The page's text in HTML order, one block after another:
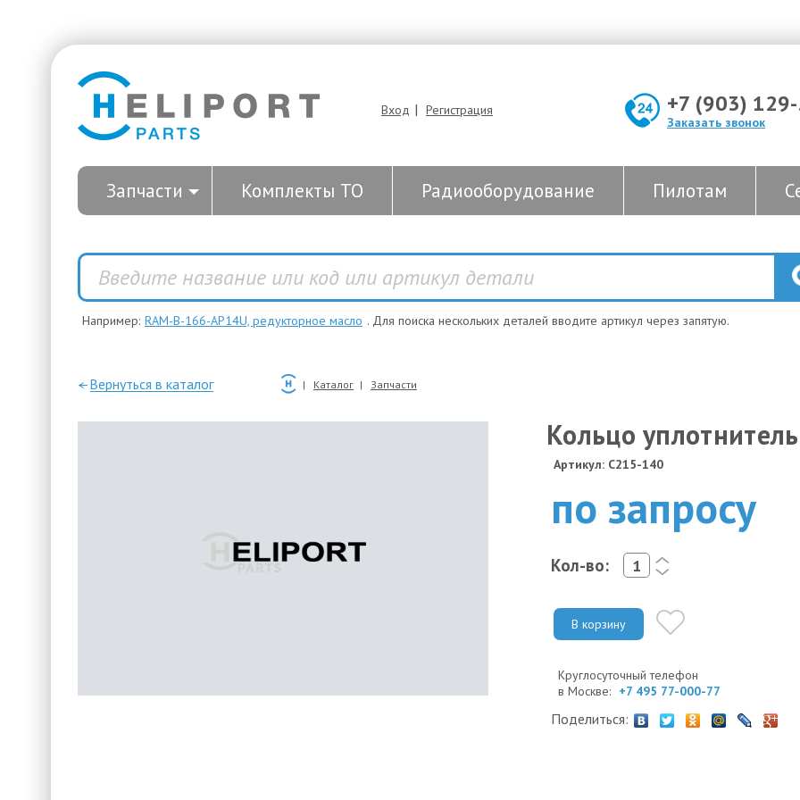
Вход | Регистрация +7 (903)
Заказать звонок
Запчасти Комплекты ТО Радиооборудование Пилотам
Например: RAM-B-166-AP14U, редукторное масло . Для поиска нескольких деталей вводите артикул через запятую.
—Вернуться в каталог Каталог Запчасти
Кольцо
Артикул: C215-140
по запросу
Кол-во:
<
>
В корзину
Круглосуточный телефон
в Москве: +7 495 77-000-77
Поделиться: